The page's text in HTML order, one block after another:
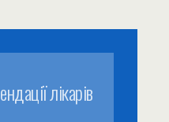
лікарів